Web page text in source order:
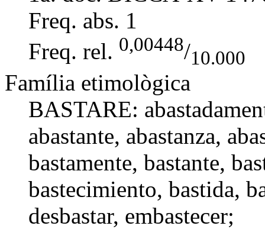
Freq. abs. 1
Freq. rel. 0,00448/10.000
Família etimològica
BASTARE:
abastante, abastanza,
bastamente, bastante,
bastecimiento, bastida,
desbastar, embastecer;